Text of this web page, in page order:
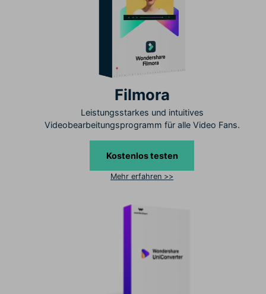
Filmora
Leistungsstarkes und intuitives
Videobearbeitungsprogramm für alle Video Fans.
Kostenlos testen
Mehr erfahren >>